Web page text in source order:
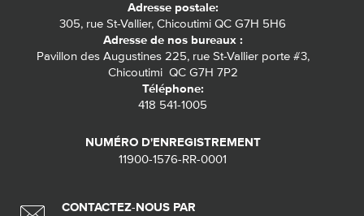
Adresse postale:
305, rue St-Vallier, Chicoutimi QC G7H 5H6
Adresse de nos bureaux :
Pavillon des Augustines 225, rue St-Vallier porte #3,
Chicoutimi QC G7H 7P2
Téléphone:
418 541-1005
NUMÉRO D'ENREGISTREMENT
11900-1576-RR-0001
CONTACTEZ-NOUS PAR